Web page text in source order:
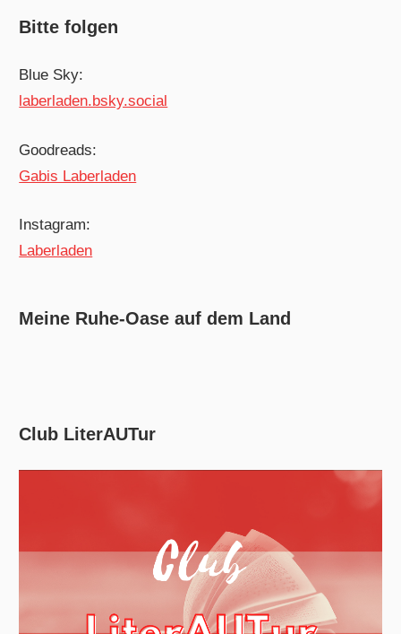
Bitte folgen
Blue Sky:
laberladen.bsky.social
Goodreads:
Gabis Laberladen
Instagram:
Laberladen
Meine Ruhe-Oase auf dem Land
Club LiterAUTur